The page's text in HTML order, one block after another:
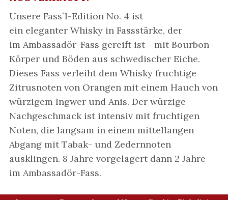
Unsere Fass´l-Edition No. 4 ist
ein eleganter Whisky in Fassstärke, der
im Ambassadör-Fass gereift ist - mit Bourbon-
Körper und Böden aus schwedischer Eiche.
Dieses Fass verleiht dem Whisky fruchtige
Zitrusnoten von Orangen mit einem Hauch von
würzigem Ingwer und Anis. Der würzige
Nachgeschmack ist intensiv mit fruchtigen
Noten, die langsam in einem mittellangen
Abgang mit Tabak- und Zedernnoten
ausklingen. 8 Jahre vorgelagert dann 2 Jahre
im Ambassadör-Fass.